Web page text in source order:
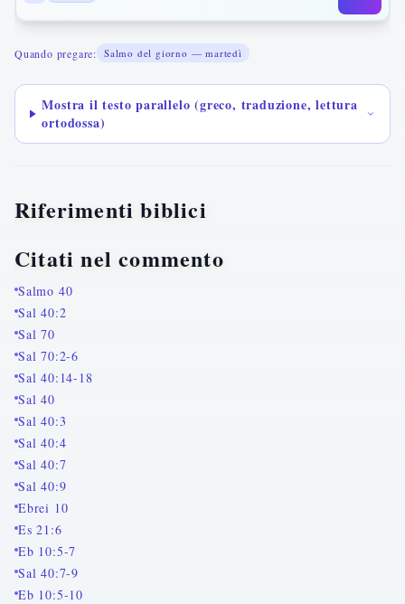
Quando pregare: Salmo del giorno — martedì
Mostra il testo parallelo (greco, traduzione, lettura
ortodossa)
Riferimenti biblici
Citati nel commento
Salmo 40
Sal 40:2
Sal 70
Sal 70:2-6
Sal 40:14-18
Sal 40
Sal 40:3
Sal 40:4
Sal 40:7
Sal 40:9
Ebrei 10
Es 21:6
Eb 10:5-7
Sal 40:7-9
Eb 10:5-10